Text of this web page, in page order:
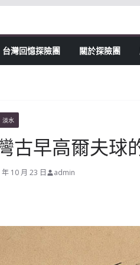
台灣回憶探險團 關於探險團
淡水
古早高爾夫球
10 月 23 日 admin